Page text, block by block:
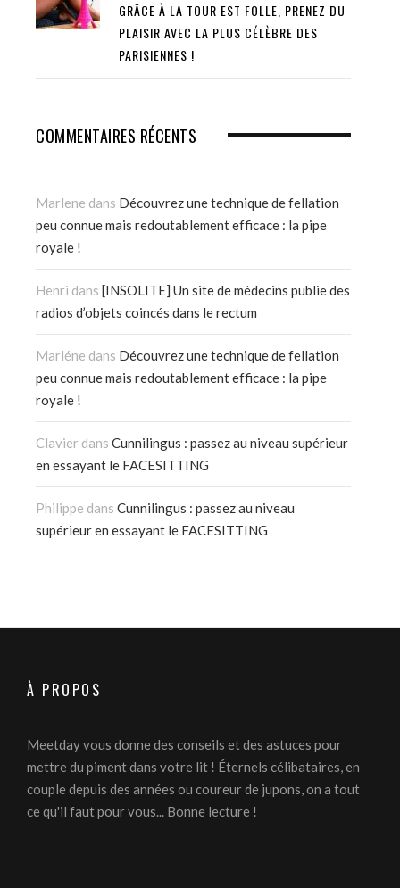
GRÂCE À LA TOUR EST FOLLE, PRENEZ DU
PLAISIR AVEC LA PLUS CÉLÈBRE DES
PARISIENNES !
COMMENTAIRES RÉCENTS
Marlene dans Découvrez une technique de fellation
peu connue mais redoutablement efficace : la pipe
royale !
Henri dans [INSOLITE] Un site de médecins publie des
radios d’objets coincés dans le rectum
Marléne dans Découvrez une technique de fellation
peu connue mais redoutablement efficace : la pipe
royale !
Clavier dans Cunnilingus : passez au niveau supérieur
en essayant le FACESITTING
Philippe dans Cunnilingus : passez au niveau
supérieur en essayant le FACESITTING
À PROPOS
Meetday vous donne des conseils et des astuces pour
mettre du piment dans votre lit ! Éternels célibataires, en
couple depuis des années ou coureur de jupons, on a tout
ce qu'il faut pour vous... Bonne lecture !